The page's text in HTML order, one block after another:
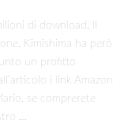
di download. Il
Kimishima ha però
un profitto
i link Amazon
se comprerete
…